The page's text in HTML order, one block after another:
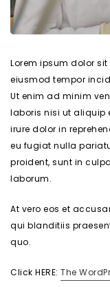
Lorem ipsum dolor
eiusmod tempor
Ut enim ad minim
laboris nisi ut aliquip
irure dolor in
eu fugiat nulla
proident, sunt in
laborum.
At vero eos et
qui blanditiis
quo.
Click HERE: The